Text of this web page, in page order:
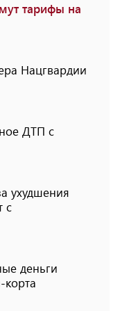
тарифы на
Нацгвардии
ДТП с
ухудшения
с
деньги